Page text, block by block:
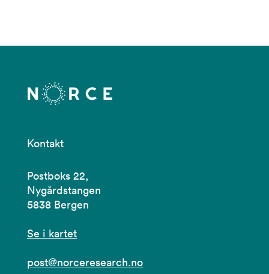
Kontakt
Postboks 22,
Nygårdstangen
5838 Bergen
Se i kartet
post@norceresearch.no